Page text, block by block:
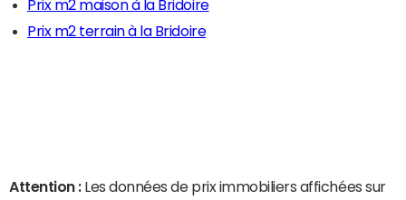
Prix m2 maison à la Bridoire
Prix m2 terrain à la Bridoire
Attention : Les données de prix immobiliers affichées sur